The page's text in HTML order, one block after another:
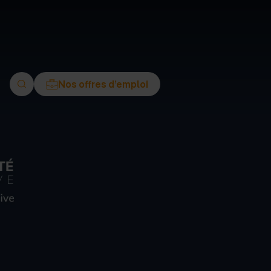
Nos offres d’emploi